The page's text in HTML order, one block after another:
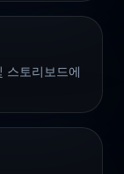
스토리보드에